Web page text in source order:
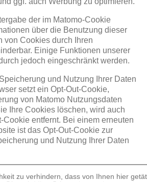
der im Matomo-Cookie
über die Benutzung dieser
von Cookies durch Ihren
Einige Funktionen unserer
jedoch eingeschränkt werden.
und Nutzung Ihrer Daten
setzt ein Opt-Out-Cookie,
von Matomo Nutzungsdaten
Ihre Cookies löschen, wird auch
Cookie entfernt. Bei einem erneuten
ist das Opt-Out-Cookie zur
und Nutzung Ihrer Daten